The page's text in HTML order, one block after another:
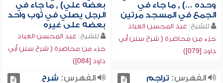
وحده ...) , ما جاء في
الجمع في المسجد مرتين
للشيخ: عبد المحسن العباد
جزء من محاضرة ( شرح سنن أبي
داود [079])
بعضه علي) , ما جاء في
الرجل يصلي في ثوب واحد
بعضه على غيره
للشيخ: عبد المحسن العباد
جزء من محاضرة ( شرح سنن أبي
داود [084])
الفهرس: تراجم
الفهرس: شرح